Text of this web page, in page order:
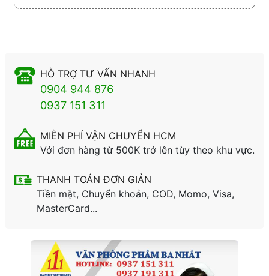
HỖ TRỢ TƯ VẤN NHANH
0904 944 876
0937 151 311
MIỄN PHÍ VẬN CHUYỂN HCM
Với đơn hàng từ 500K trở lên tùy theo khu vực.
THANH TOÁN ĐƠN GIẢN
Tiền mặt, Chuyển khoản, COD, Momo, Visa,
MasterCard...